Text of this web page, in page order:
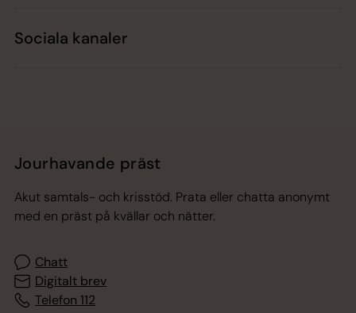
Sociala kanaler
Jourhavande präst
Akut samtals- och krisstöd. Prata eller chatta anonymt
med en präst på kvällar och nätter.
Chatt
Digitalt brev
Telefon 112